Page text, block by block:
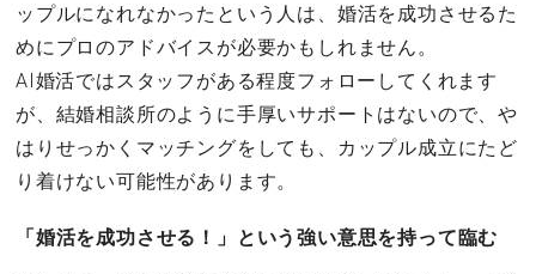
ップルになれなかったという人は、婚活を成功させるた
めにプロのアドバイスが必要かもしれません。
AI婚活ではスタッフがある程度フォローしてくれます
が、結婚相談所のように手厚いサポートはないので、や
はりせっかくマッチングをしても、カップル成立にたど
り着けない可能性があります。
「婚活を成功させる！」という強い意思を持って臨む